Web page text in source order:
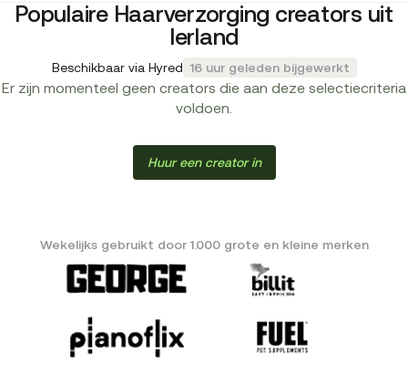
Populaire Haarverzorging creators uit
Ierland
Beschikbaar via Hyred 16 uur geleden bijgewerkt
Er zijn momenteel geen creators die aan deze selectiecriteria
voldoen.
Huur een creator in
Wekelijks gebruikt door 1.000 grote en kleine merken